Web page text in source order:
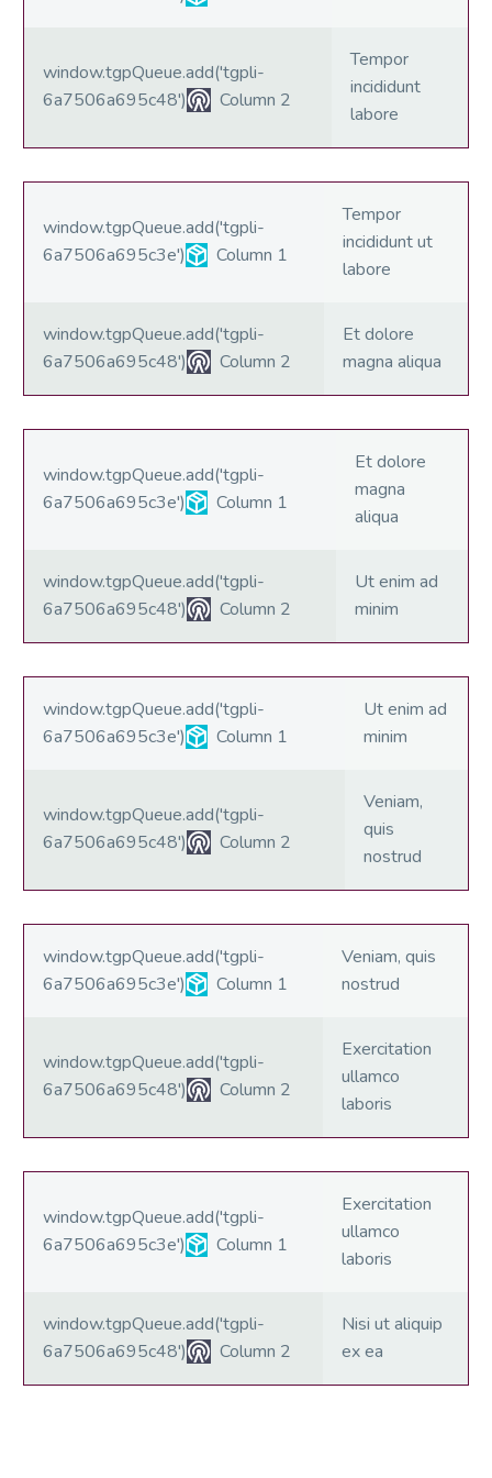
window.tgpQueue.add('tgpli-
6a7506a695c48')
Column 2
Tempor
incididunt
labore
window.tgpQueue.add('tgpli-
6a7506a695c3e')
Column 1
Tempor
incididunt ut
labore
window.tgpQueue.add('tgpli-
6a7506a695c48')
Column 2
Et dolore
magna aliqua
window.tgpQueue.add('tgpli-
6a7506a695c3e')
Column 1
Et dolore
magna
aliqua
window.tgpQueue.add('tgpli-
6a7506a695c48')
Column 2
Ut enim ad
minim
window.tgpQueue.add('tgpli-
6a7506a695c3e')
Column 1
Ut enim ad
minim
window.tgpQueue.add('tgpli-
6a7506a695c48')
Column 2
Veniam,
quis
nostrud
window.tgpQueue.add('tgpli-
6a7506a695c3e')
Column 1
Veniam, quis
nostrud
window.tgpQueue.add('tgpli-
6a7506a695c48')
Column 2
Exercitation
ullamco
laboris
window.tgpQueue.add('tgpli-
6a7506a695c3e')
Column 1
Exercitation
ullamco
laboris
window.tgpQueue.add('tgpli-
6a7506a695c48')
Column 2
Nisi ut aliquip
ex ea